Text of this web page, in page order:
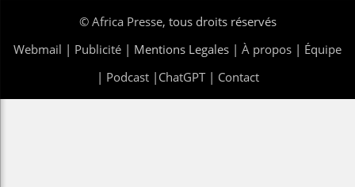
© Africa Presse, tous droits réservés
Webmail | Publicité | Mentions Legales | À propos | Équipe
| Podcast| ChatGPT| Contact